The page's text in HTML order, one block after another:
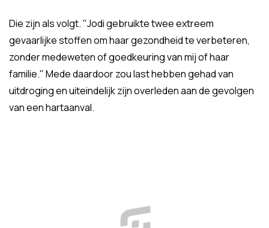
Die zijn als volgt. "Jodi gebruikte twee extreem
gevaarlijke stoffen om haar gezondheid te verbeteren,
zonder medeweten of goedkeuring van mij of haar
familie." Mede daardoor zou last hebben gehad van
uitdroging en uiteindelijk zijn overleden aan de gevolgen
van een hartaanval.